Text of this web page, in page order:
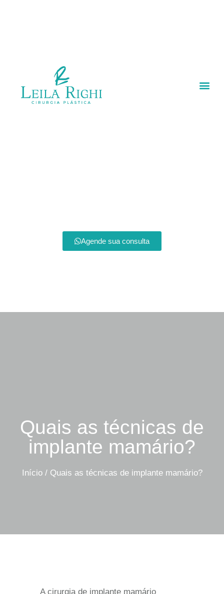
Agende sua consulta
Quais as técnicas de
implante mamário?
Início/ Quais as técnicas de implante mamário?
A cirurgia de implante mamário